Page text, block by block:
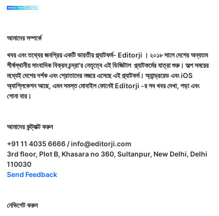
আমাদের সম্পর্কে
খবর এবং তথ্যের জনপ্রিয় একটি ভারতীয় প্ল্যাটফর্ম- Editorji । ২০১৮ সালে দেশের অন্যতম
শীর্ষস্থানীয় সাংবাদিক বিক্রম চন্দ্রা'র নেতৃত্বে এই ডিজিটাল প্ল্যাটফর্মের যাত্রা শুরু। অল্প সময়ের
মধ্যেই দেশের দর্শক এবং শ্রোতাদের নজরে এসেছে এই প্ল্যাটফর্ম। অ্যান্ড্রয়েড এবং iOS
অ্যাপ্লিকেশন আছে, এমন সমস্ত মোবাইল ফোনেই Editorji -র সব খবর দেখা, পড়া এবং
শোনা যায়।
আমাদের কন্ট্যাক্ট করুন
+91 11 4035 6666 / info@editorji.com
3rd floor, Plot B, Khasara no 360, Sultanpur, New Delhi, Delhi
110030
Send Feedback
নেভিগেট করুন